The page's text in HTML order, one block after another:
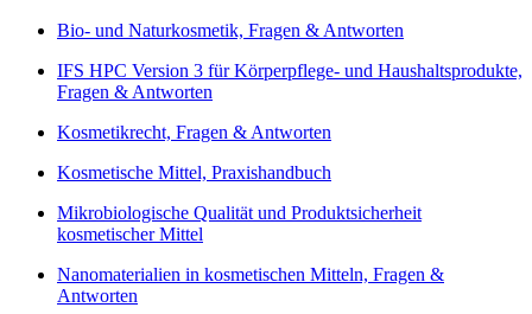
Bio- und Naturkosmetik, Fragen & Antworten
IFS HPC Version 3 für Körperpflege- und Haushaltsprodukte,
Fragen & Antworten
Kosmetikrecht, Fragen & Antworten
Kosmetische Mittel, Praxishandbuch
Mikrobiologische Qualität und Produktsicherheit
kosmetischer Mittel
Nanomaterialien in kosmetischen Mitteln, Fragen &
Antworten